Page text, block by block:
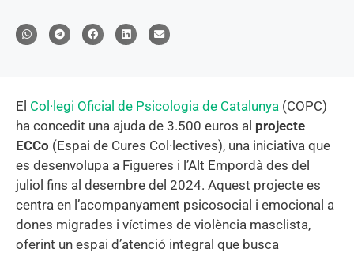
El Col·legi Oficial de Psicologia de Catalunya (COPC)
ha concedit una ajuda de 3.500 euros al projecte
ECCo (Espai de Cures Col·lectives), una iniciativa que
es desenvolupa a Figueres i l’Alt Empordà des del
juliol fins al desembre del 2024. Aquest projecte es
centra en l’acompanyament psicosocial i emocional a
dones migrades i víctimes de violència masclista,
oferint un espai d’atenció integral que busca